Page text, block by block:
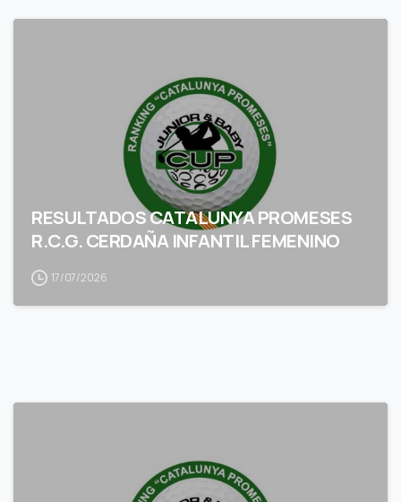
RESULTADOS CATALUNYA PROMESES
R.C.G. CERDAÑA INFANTIL FEMENINO
17/07/2026